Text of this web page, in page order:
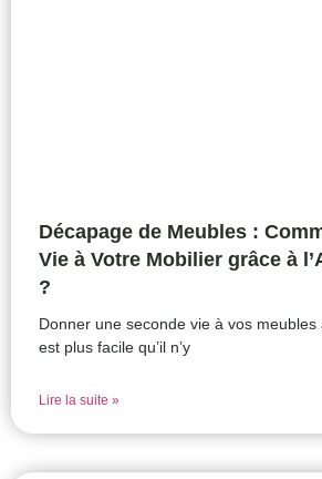
Décapage de Meubles :
Vie à Votre Mobilier grâce à
?
Donner une seconde vie à vos
est plus facile qu’il n’y
Lire la suite »